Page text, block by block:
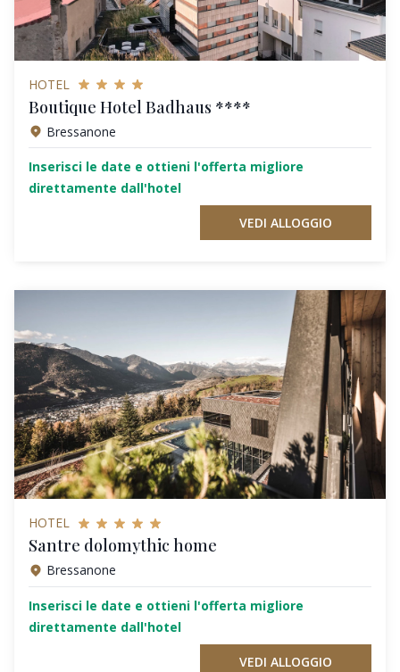
HOTEL
Boutique Hotel Badhaus ****
Bressanone
Inserisci le date e ottieni l'offerta migliore
direttamente dall'hotel
VEDI ALLOGGIO
HOTEL
Santre dolomythic home
Bressanone
Inserisci le date e ottieni l'offerta migliore
direttamente dall'hotel
VEDI ALLOGGIO